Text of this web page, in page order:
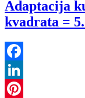
Adaptacija
kvadrata =
Facebook
LinkedIn